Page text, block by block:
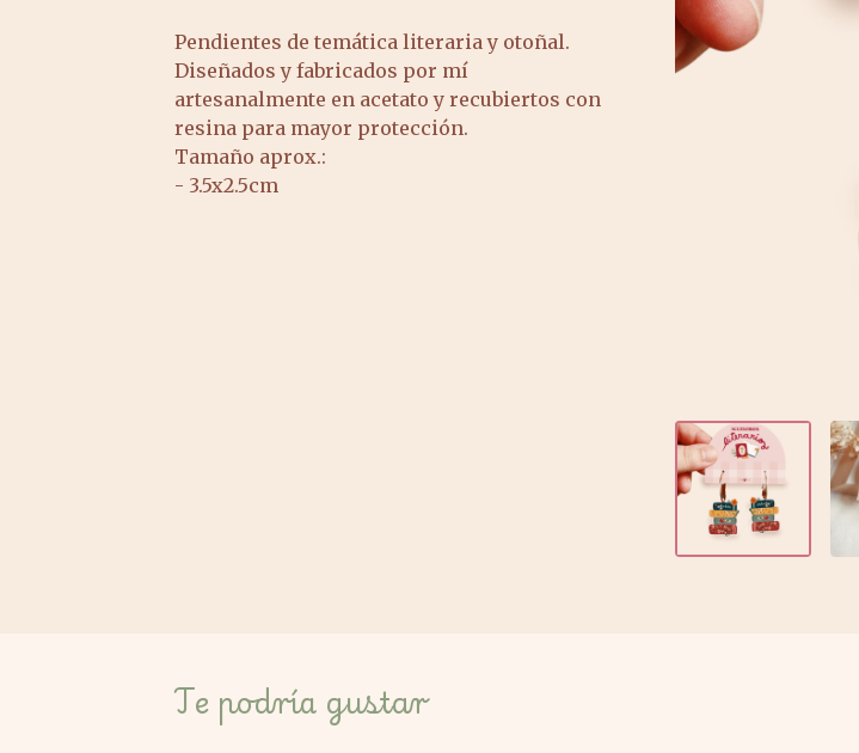
Pendientes de temática literaria y otoñal.
Diseñados y fabricados por mí
artesanalmente en acetato y recubiertos con
resina para mayor protección.
Tamaño aprox.:
- 3.5x2.5cm
Te podría gustar